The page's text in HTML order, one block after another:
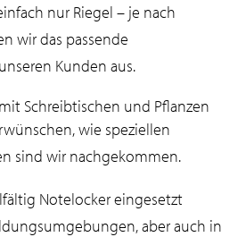
nur Riegel – je nach
wir das passende
Kunden aus.
wie speziellen
sind wir nachgekommen.
Notelocker eingesetzt
aber auch in